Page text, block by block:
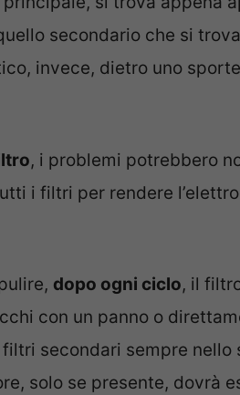
secondario che si
invece, dietro uno
, i problemi potrebbero
i filtri per rendere
dopo ogni ciclo, il
con un panno o
secondari sempre nello
solo se presente, dovrà